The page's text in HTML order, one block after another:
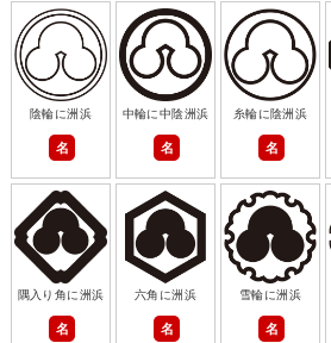
陰輪に洲浜
名
中輪に中陰洲浜
名
糸輪に陰洲浜
名
隅入り角に洲浜
名
六角に洲浜
名
雪輪に洲浜
名